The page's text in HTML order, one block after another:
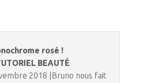
rosé !
BEAUTÉ
2018 |Bruno nous fait